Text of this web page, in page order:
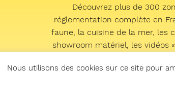
Découvrez plus de 300
réglementation complète en
faune, la cuisine de la mer, les
showroom matériel, les vidéos
et le live « spearfishing
Nous utilisons des cookies sur ce site pour